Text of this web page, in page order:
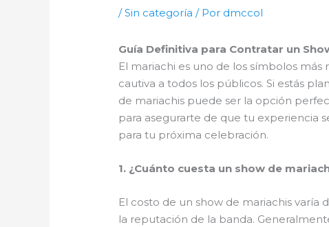
/Sin categoría / Por dmccol
Guía Definitiva para Contratar un
El mariachi es uno de los símbolos
cautiva a todos los públicos. Si estás
de mariachis puede ser la opción
para asegurarte de que tu experiencia
para tu próxima celebración.
1. ¿Cuánto cuesta un show de
El costo de un show de mariachis
la reputación de la banda.